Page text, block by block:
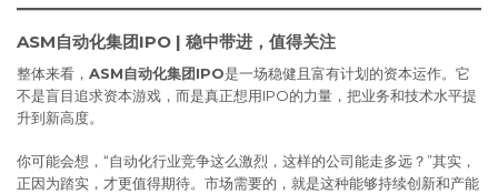
ASM自动化集团IPO | 稳中带进，值得关注
整体来看， ASM自动化集团IPO是一场稳健且富有计划的资本运作。它
不是盲目追求资本游戏，而是真正想用IPO的力量，把业务和技术水平提
升到新高度。
你可能会想，“自动化行业竞争这么激烈，这样的公司能走多远？”其实，
正因为踏实，才更值得期待。市场需要的，就是这种能够持续创新和产能